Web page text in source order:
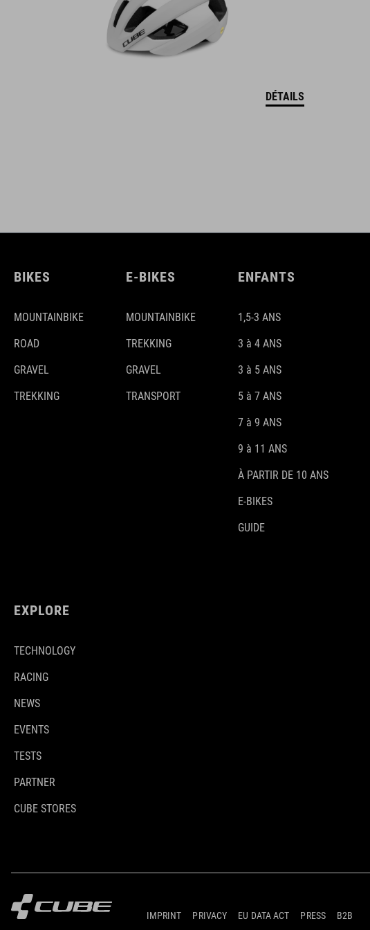
DÉTAILS
BIKES
MOUNTAINBIKE
ROAD
GRAVEL
TREKKING
E-BIKES
MOUNTAINBIKE
TREKKING
GRAVEL
TRANSPORT
ENFANTS
1,5-3 ANS
3 à 4 ANS
3 à 5 ANS
5 à 7 ANS
7 à 9 ANS
9 à 11 ANS
À PARTIR DE 10 ANS
E-BIKES
GUIDE
EXPLORE
TECHNOLOGY
RACING
NEWS
EVENTS
TESTS
PARTNER
CUBE STORES
IMPRINT PRIVACY EU DATA ACT PRESS B2B